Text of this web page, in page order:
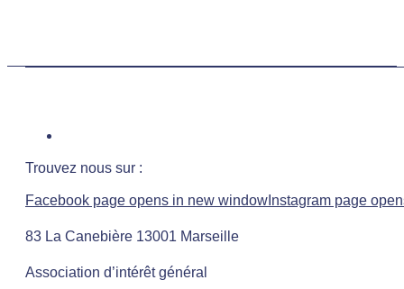
Trouvez nous sur :
Facebook page opens in new window Instagram page
83 La Canebière 13001 Marseille
Association d’intérêt général